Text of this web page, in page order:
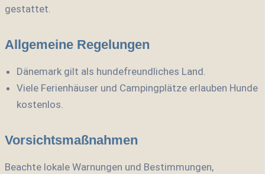
gestattet.
Allgemeine Regelungen
Dänemark gilt als hundefreundliches Land.
Viele Ferienhäuser und Campingplätze erlauben Hunde
kostenlos.
Vorsichtsmaßnahmen
Beachte lokale Warnungen und Bestimmungen,